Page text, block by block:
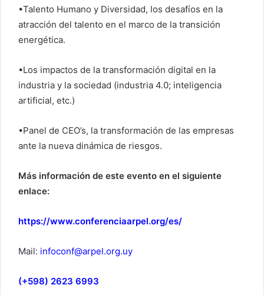
•Talento Humano y Diversidad, los desafíos en la
atracción del talento en el marco de la transición
energética.
•Los impactos de la transformación digital en la
industria y la sociedad (industria 4.0; inteligencia
artificial, etc.)
•Panel de CEO’s, la transformación de las empresas
ante la nueva dinámica de riesgos.
Más información de este evento en el siguiente
enlace:
https://www.conferenciaarpel.org/es/
Mail: infoconf@arpel.org.uy
(+598) 2623 6993